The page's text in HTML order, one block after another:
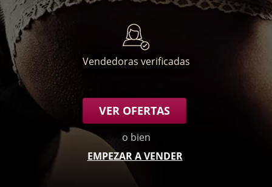
Vendedoras verificadas
VER OFERTAS
o bien
EMPEZAR A VENDER